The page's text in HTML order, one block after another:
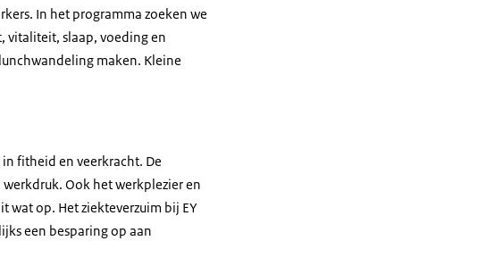
In het programma zoeken we
vitaliteit, slaap, voeding en
maken. Kleine
fitheid en veerkracht. De
Ook het werkplezier en
wat op. Het ziekteverzuim bij EY
een besparing op aan